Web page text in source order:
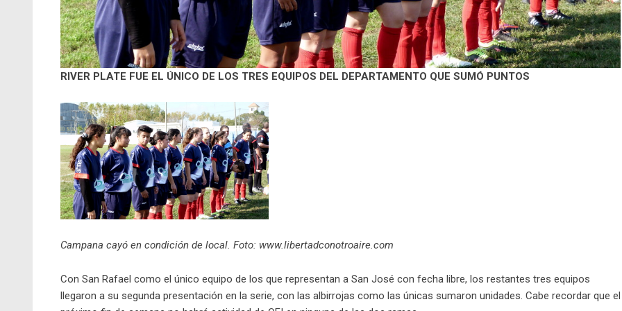
RIVER PLATE FUE EL ÚNICO DE LOS TRES EQUIPOS DEL DEPARTAMENTO QUE SUMÓ PUNTOS
Campana cayó en condición de local. Foto: www.libertadconotroaire.com
Con San Rafael como el único equipo de los que representan a San José con fecha libre, los restantes tres equipos
llegaron a su segunda presentación en la serie, con las albirrojas como las únicas sumaron unidades. Cabe recordar que el